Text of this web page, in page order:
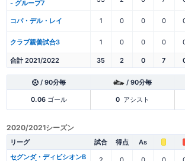
- グループ7
コパ・デル・レイ 1 0 0 0
クラブ親善試合3 1 0 0 0
合計 2021/2022 35 2 0 7
/ 90分毎 / 90分毎
0.06ゴール 0 アシスト
2020/2021シーズン
リーグ 試合 得点 As
セグンダ・ディビシオンB